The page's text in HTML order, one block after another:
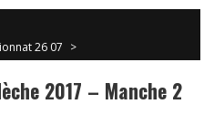
26 07 >
2017 – Manche 2